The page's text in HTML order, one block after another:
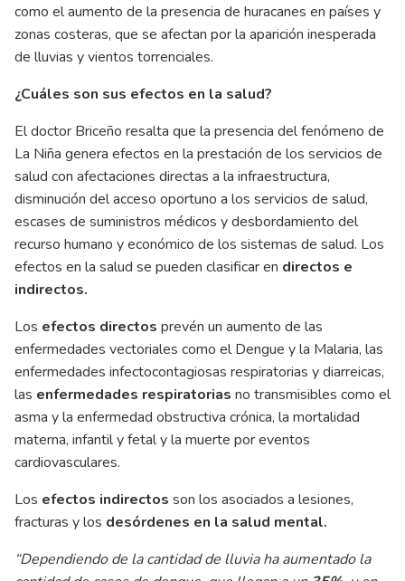
como el aumento de la presencia de huracanes en países y
zonas costeras, que se afectan por la aparición inesperada
de lluvias y vientos torrenciales.
¿Cuáles son sus efectos en la salud?
El doctor Briceño resalta que la presencia del fenómeno de
La Niña genera efectos en la prestación de los servicios de
salud con afectaciones directas a la infraestructura,
disminución del acceso oportuno a los servicios de salud,
escases de suministros médicos y desbordamiento del
recurso humano y económico de los sistemas de salud. Los
efectos en la salud se pueden clasificar en directos e
indirectos.
Los efectos directos prevén un aumento de las
enfermedades vectoriales como el Dengue y la Malaria, las
enfermedades infectocontagiosas respiratorias y diarreicas,
las enfermedades respiratorias no transmisibles como el
asma y la enfermedad obstructiva crónica, la mortalidad
materna, infantil y fetal y la muerte por eventos
cardiovasculares.
Los efectos indirectos son los asociados a lesiones,
fracturas y los desórdenes en la salud mental.
“Dependiendo de la cantidad de lluvia ha aumentado la